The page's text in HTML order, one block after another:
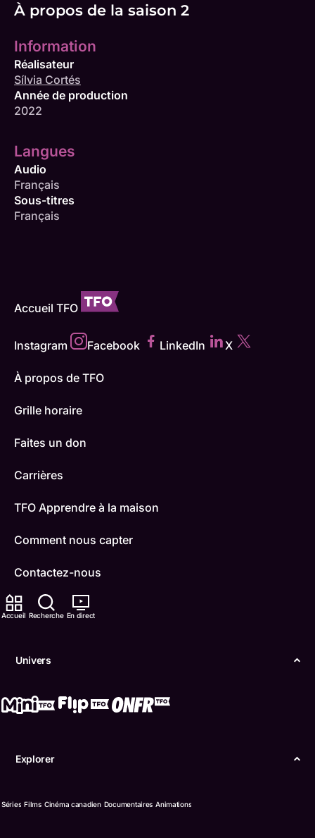
Accueil Recherche En direct
Univers
Explorer
Séries Films Cinéma canadien Documentaires Animations
À propos de la saison 2
Information
Réalisateur
Sílvia Cortés
Année de production
2022
Langues
Audio
Français
Sous-titres
Français
Accueil TFO
Instagram Facebook LinkedIn X
À propos de TFO
Grille horaire
Faites un don
Carrières
TFO Apprendre à la maison
Comment nous capter
Contactez-nous
ONFR
Conditions d'utilisation
Confidentialité
© Office des télécommunications éducatives de